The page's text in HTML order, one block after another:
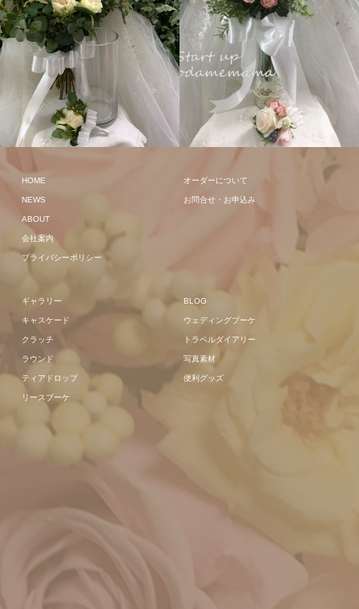
クラッチ
クラッチ
HOME
NEWS
ABOUT
会社案内
プライバシーポリシー
オーダーについて
お問合せ・お申込み
ギャラリー
キャスケード
クラッチ
ラウンド
ティアドロップ
リースブーケ
BLOG
ウェディングブーケ
トラベルダイアリー
写真素材
便利グッズ